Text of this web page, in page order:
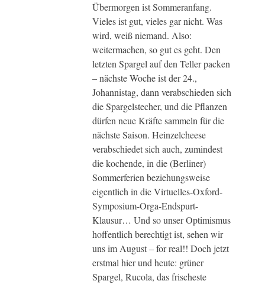
Übermorgen ist Sommeranfang.
Vieles ist gut, vieles gar nicht. Was
wird, weiß niemand. Also:
weitermachen, so gut es geht. Den
letzten Spargel auf den Teller packen
– nächste Woche ist der 24.,
Johannistag, dann verabschieden sich
die Spargelstecher, und die Pflanzen
dürfen neue Kräfte sammeln für die
nächste Saison. Heinzelcheese
verabschiedet sich auch, zumindest
die kochende, in die (Berliner)
Sommerferien beziehungsweise
eigentlich in die Virtuelles-Oxford-
Symposium-Orga-Endspurt-
Klausur… Und so unser Optimismus
hoffentlich berechtigt ist, sehen wir
uns im August – for real!! Doch jetzt
erstmal hier und heute: grüner
Spargel, Rucola, das frischeste